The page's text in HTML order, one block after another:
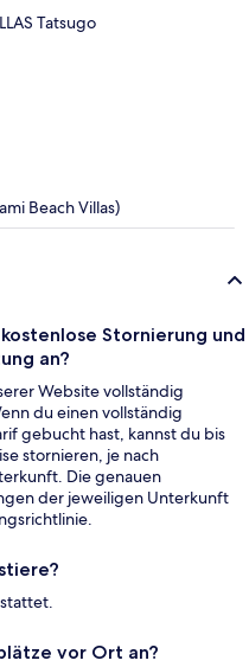
Tatsugo
Beach Villas)
Stornierung und
an?
Website vollständig
du einen vollständig
gebucht hast, kannst du bis
stornieren, je nach
Die genauen
der jeweiligen Unterkunft
vor Ort an?